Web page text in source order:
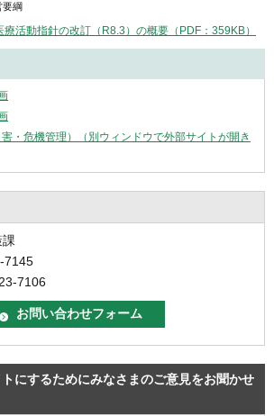
綱
療活動指針の改訂（R8.3）の概要（PDF：359KB）
・危機管理）（別ウィンドウで外部サイトが開き
7145
7106
にするためにみなさまのご意見をお聞かせ